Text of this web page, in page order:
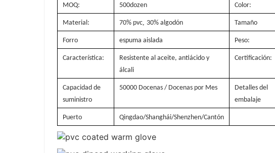
MOQ: 500dozen Color:
Material: 70% pvc 30% algodón Tamaño
Forro espuma aislada Peso:
Característica:
Resistente al aceite, antiácido y
álcali
Certificación:
Capacidad de
suministro
50000 Docenas / Docenas por Mes
Detalles del
embalaje
Puerto Qingdao/Shanghái/Shenzhen/Cantón